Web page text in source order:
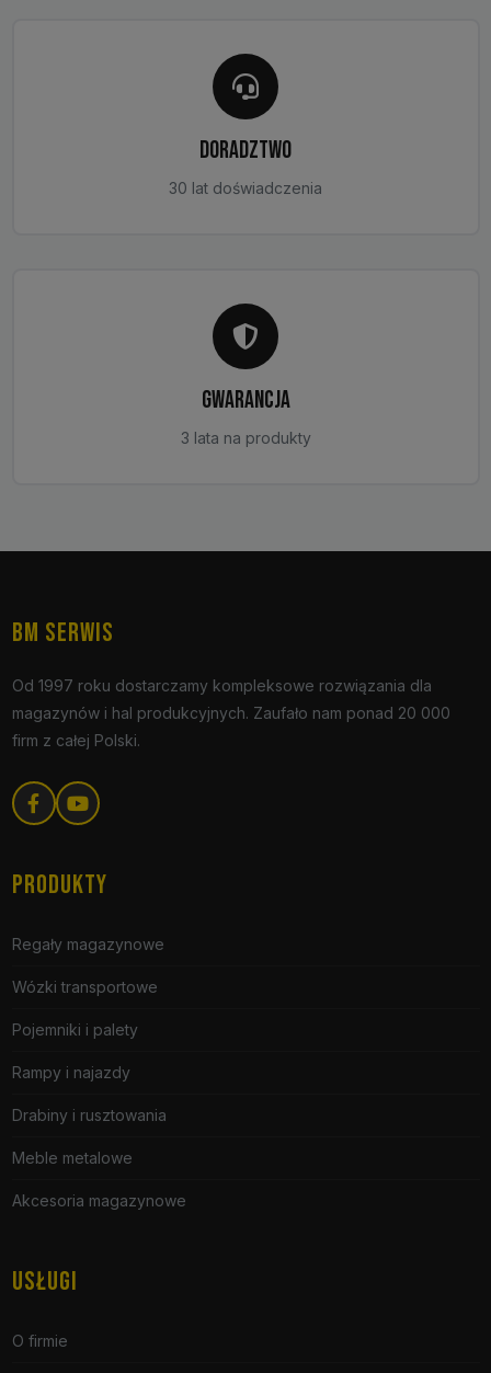
DORADZTWO
30 lat doświadczenia
GWARANCJA
3 lata na produkty
BM SERWIS
Od 1997 roku dostarczamy kompleksowe rozwiązania dla
magazynów i hal produkcyjnych. Zaufało nam ponad 20 000
firm z całej Polski.
PRODUKTY
Regały magazynowe
Wózki transportowe
Pojemniki i palety
Rampy i najazdy
Drabiny i rusztowania
Meble metalowe
Akcesoria magazynowe
USŁUGI
O firmie